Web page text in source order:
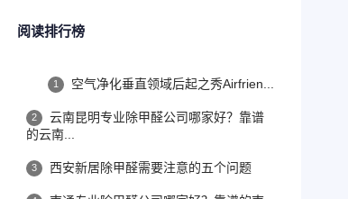
阅读排行榜
1 空气净化垂直领域后起之秀Airfrien...
2
云南昆明专业除甲醛公司哪家好？靠谱
的云南...
3 西安新居除甲醛需要注意的五个问题